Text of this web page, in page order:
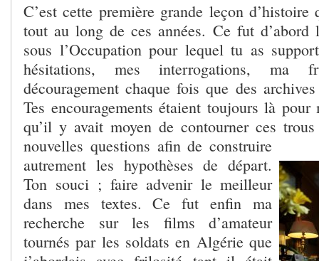
C’est cette première grande leçon d’histoire
tout au long de ces années. Ce fut d’abord
sous l’Occupation pour lequel tu as
hésitations, mes interrogations, ma
découragement chaque fois que des
Tes encouragements étaient toujours là pour
qu’il y avait moyen de contourner ces
nouvelles questions afin de construire
autrement les hypothèses de départ.
Ton souci ; faire advenir le meilleur
dans mes textes. Ce fut enfin ma
recherche sur les films d’amateur
tournés par les soldats en Algérie que